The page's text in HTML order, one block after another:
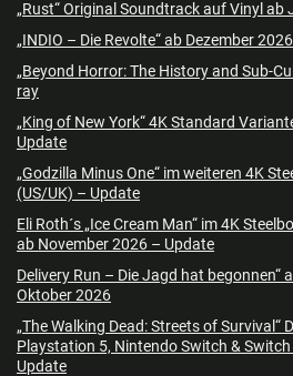
„Rust“ Original Soundtrack auf Vinyl ab
„INDIO – Die Revolte“ ab Dezember
„Beyond Horror: The History and Sub-
ray
„King of New York“ 4K Standard
Update
„Godzilla Minus One“ im weiteren 4K
(US/UK) – Update
Eli Roth´s „Ice Cream Man“ im 4K
ab November 2026 – Update
Delivery Run – Die Jagd hat begonnen“
Oktober 2026
„The Walking Dead: Streets of Survival“
Playstation 5, Nintendo Switch &
Update